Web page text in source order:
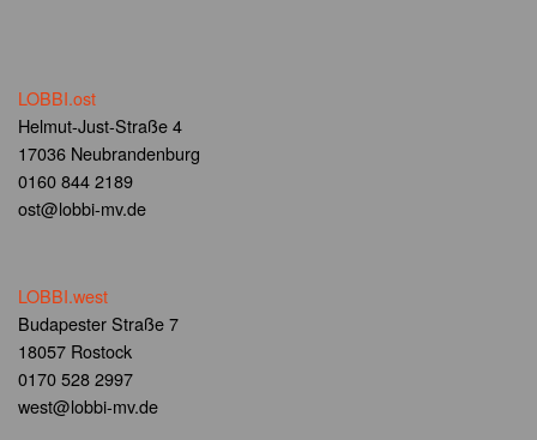
LOBBI.ost
Helmut-Just-Straße 4
17036 Neubrandenburg
0160 844 2189
ost@lobbi-mv.de
LOBBI.west
Budapester Straße 7
18057 Rostock
0170 528 2997
west@lobbi-mv.de